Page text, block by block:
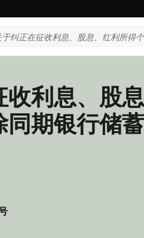
纠正在征收利息、股息、红利所得
利息、股息
期银行储